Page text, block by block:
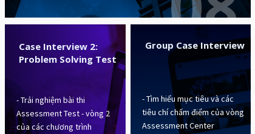
- Trải nghiệm bài thi
Assessment Test - vòng 2
của các chương trình
Case Interview 2:
Problem Solving Test
- Tìm hiểu mục tiêu và các
tiêu chí chấm điểm của vòng
Assessment Center
Group Case Interview